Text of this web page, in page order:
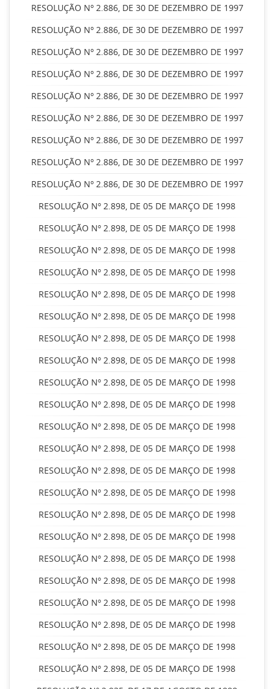
RESOLUÇÃO Nº 2.886, DE 30 DE DEZEMBRO DE 1997
RESOLUÇÃO Nº 2.886, DE 30 DE DEZEMBRO DE 1997
RESOLUÇÃO Nº 2.886, DE 30 DE DEZEMBRO DE 1997
RESOLUÇÃO Nº 2.886, DE 30 DE DEZEMBRO DE 1997
RESOLUÇÃO Nº 2.886, DE 30 DE DEZEMBRO DE 1997
RESOLUÇÃO Nº 2.886, DE 30 DE DEZEMBRO DE 1997
RESOLUÇÃO Nº 2.886, DE 30 DE DEZEMBRO DE 1997
RESOLUÇÃO Nº 2.886, DE 30 DE DEZEMBRO DE 1997
RESOLUÇÃO Nº 2.886, DE 30 DE DEZEMBRO DE 1997
RESOLUÇÃO Nº 2.898, DE 05 DE MARÇO DE 1998
RESOLUÇÃO Nº 2.898, DE 05 DE MARÇO DE 1998
RESOLUÇÃO Nº 2.898, DE 05 DE MARÇO DE 1998
RESOLUÇÃO Nº 2.898, DE 05 DE MARÇO DE 1998
RESOLUÇÃO Nº 2.898, DE 05 DE MARÇO DE 1998
RESOLUÇÃO Nº 2.898, DE 05 DE MARÇO DE 1998
RESOLUÇÃO Nº 2.898, DE 05 DE MARÇO DE 1998
RESOLUÇÃO Nº 2.898, DE 05 DE MARÇO DE 1998
RESOLUÇÃO Nº 2.898, DE 05 DE MARÇO DE 1998
RESOLUÇÃO Nº 2.898, DE 05 DE MARÇO DE 1998
RESOLUÇÃO Nº 2.898, DE 05 DE MARÇO DE 1998
RESOLUÇÃO Nº 2.898, DE 05 DE MARÇO DE 1998
RESOLUÇÃO Nº 2.898, DE 05 DE MARÇO DE 1998
RESOLUÇÃO Nº 2.898, DE 05 DE MARÇO DE 1998
RESOLUÇÃO Nº 2.898, DE 05 DE MARÇO DE 1998
RESOLUÇÃO Nº 2.898, DE 05 DE MARÇO DE 1998
RESOLUÇÃO Nº 2.898, DE 05 DE MARÇO DE 1998
RESOLUÇÃO Nº 2.898, DE 05 DE MARÇO DE 1998
RESOLUÇÃO Nº 2.898, DE 05 DE MARÇO DE 1998
RESOLUÇÃO Nº 2.898, DE 05 DE MARÇO DE 1998
RESOLUÇÃO Nº 2.898, DE 05 DE MARÇO DE 1998
RESOLUÇÃO Nº 2.898, DE 05 DE MARÇO DE 1998